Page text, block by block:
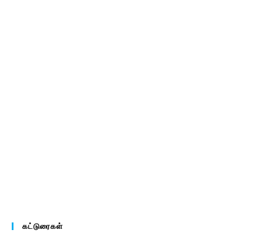
கட்டுரைகள்